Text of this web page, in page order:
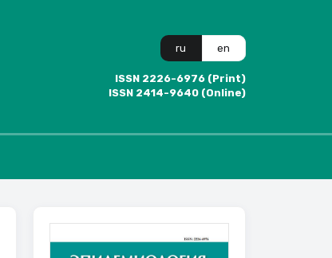
ru en
ISSN 2226-6976 (Print)
ISSN 2414-9640 (Online)